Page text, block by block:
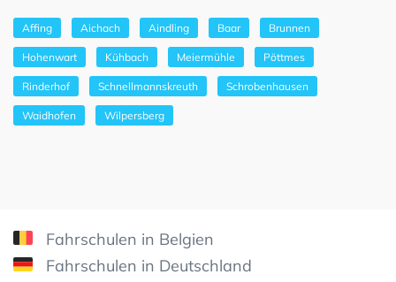
Affing Aichach Aindling Baar Brunnen
Hohenwart Kühbach Meiermühle Pöttmes
Rinderhof Schnellmannskreuth Schrobenhausen
Waidhofen Wilpersberg
Fahrschulen in Belgien
Fahrschulen in Deutschland